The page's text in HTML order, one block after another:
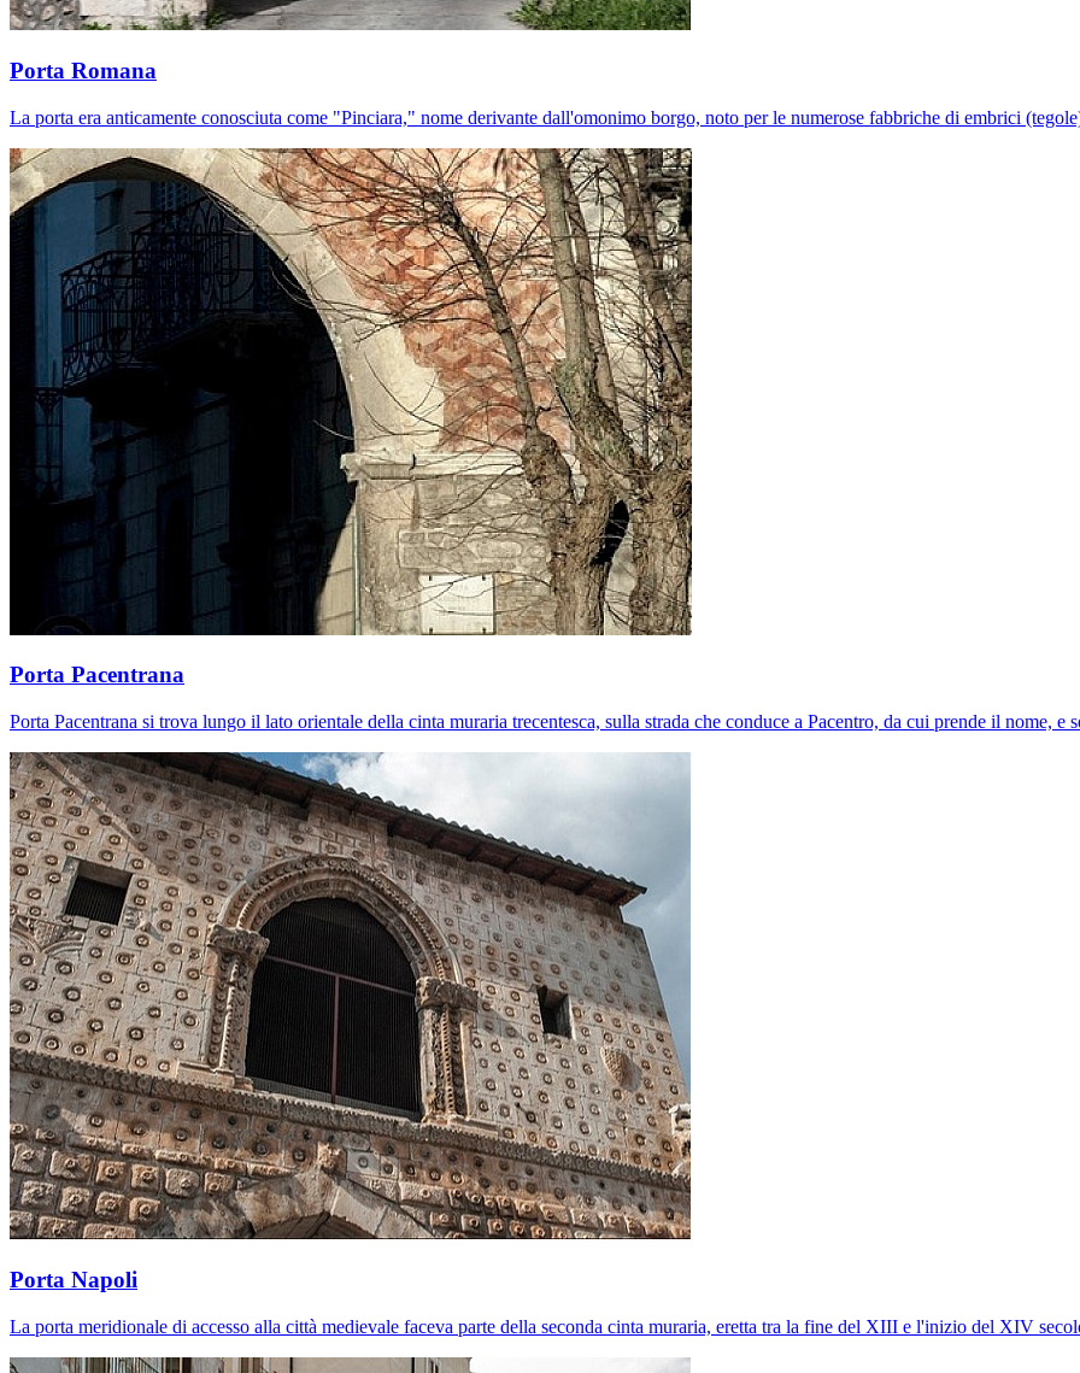
Porta Romana
La porta era anticamente conosciuta come "Pinciara," nome derivante dall'omonimo borgo, noto per le numerose fabbriche di embrici
Porta Pacentrana
Porta Pacentrana si trova lungo il lato orientale della cinta muraria trecentesca, sulla strada che conduce a Pacentro, da cui prende il nome, e
Porta Napoli
La porta meridionale di accesso alla città medievale faceva parte della seconda cinta muraria, eretta tra la fine del XIII e l'inizio del XIV